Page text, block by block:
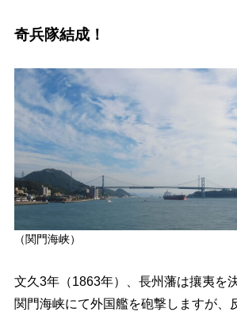
奇兵隊結成！
（関門海峡）
文久3年（1863年）、長州藩は攘夷を決
関門海峡にて外国艦を砲撃しますが、